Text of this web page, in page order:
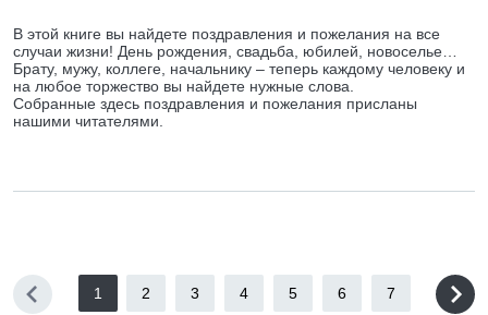
В этой книге вы найдете поздравления и пожелания на все
случаи жизни! День рождения, свадьба, юбилей, новоселье…
Брату, мужу, коллеге, начальнику – теперь каждому человеку и
на любое торжество вы найдете нужные слова.
Собранные здесь поздравления и пожелания присланы
нашими читателями.
1 2 3 4 5 6 7